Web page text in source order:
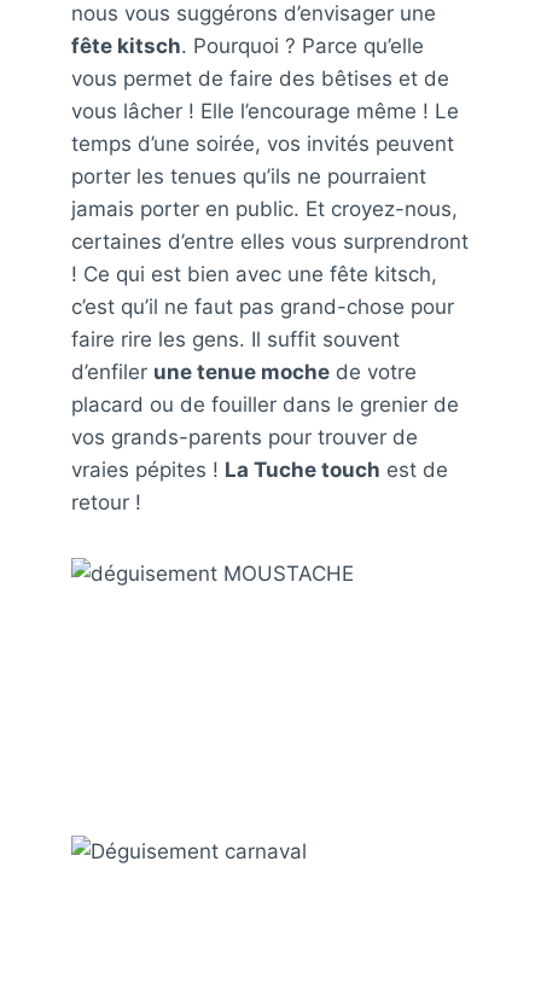
nous vous suggérons d’envisager une
fête kitsch. Pourquoi ? Parce qu’elle
vous permet de faire des bêtises et de
vous lâcher ! Elle l’encourage même ! Le
temps d’une soirée, vos invités peuvent
porter les tenues qu’ils ne pourraient
jamais porter en public. Et croyez-nous,
certaines d’entre elles vous surprendront
! Ce qui est bien avec une fête kitsch,
c’est qu’il ne faut pas grand-chose pour
faire rire les gens. Il suffit souvent
d’enfiler une tenue moche de votre
placard ou de fouiller dans le grenier de
vos grands-parents pour trouver de
vraies pépites ! La Tuche touch est de
retour !